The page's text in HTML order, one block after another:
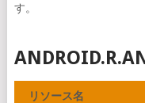
す。
リソース名